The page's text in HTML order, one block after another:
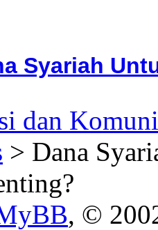
Syariah
dan
> Dana
, ©